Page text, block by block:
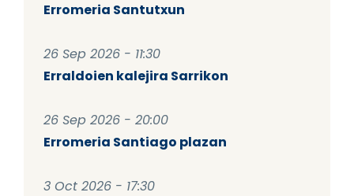
Erromeria Santutxun
26 Sep 2026 - 11:30
Erraldoien kalejira Sarrikon
26 Sep 2026 - 20:00
Erromeria Santiago plazan
3 Oct 2026 - 17:30